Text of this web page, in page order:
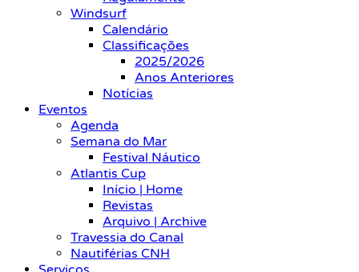
Windsurf
Calendário
Classificações
2025/2026
Anos Anteriores
Notícias
Eventos
Agenda
Semana do Mar
Festival Náutico
Atlantis Cup
Início | Home
Revistas
Arquivo | Archive
Travessia do Canal
Nautiférias CNH